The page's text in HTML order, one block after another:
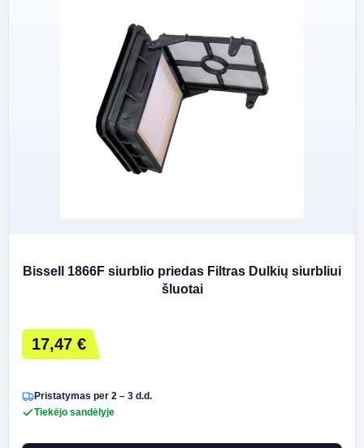
Bissell 1866F siurblio priedas Filtras Dulkių siurbliui
šluotai
17,47 €
Pristatymas per 2 – 3 d.d.
Tiekėjo sandėlyje